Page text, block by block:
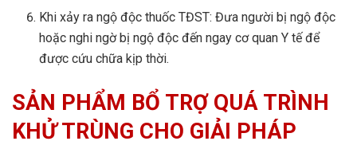
Khi xảy ra ngộ độc thuốc TĐST: Đưa người bị ngộ độc
hoặc nghi ngờ bị ngộ độc đến ngay cơ quan Y tế để
được cứu chữa kịp thời.
SẢN PHẨM BỔ TRỢ QUÁ TRÌNH
KHỬ TRÙNG CHO GIẢI PHÁP